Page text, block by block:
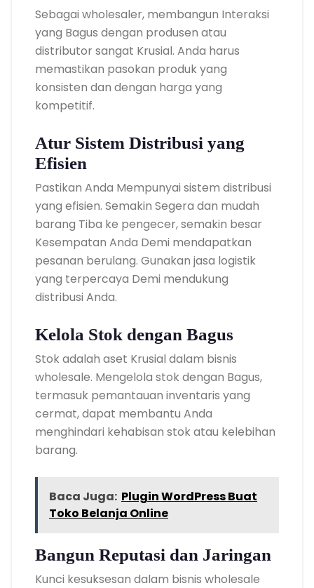
Sebagai wholesaler, membangun Interaksi
yang Bagus dengan produsen atau
distributor sangat Krusial. Anda harus
memastikan pasokan produk yang
konsisten dan dengan harga yang
kompetitif.
Atur Sistem Distribusi yang
Efisien
Pastikan Anda Mempunyai sistem distribusi
yang efisien. Semakin Segera dan mudah
barang Tiba ke pengecer, semakin besar
Kesempatan Anda Demi mendapatkan
pesanan berulang. Gunakan jasa logistik
yang terpercaya Demi mendukung
distribusi Anda.
Kelola Stok dengan Bagus
Stok adalah aset Krusial dalam bisnis
wholesale. Mengelola stok dengan Bagus,
termasuk pemantauan inventaris yang
cermat, dapat membantu Anda
menghindari kehabisan stok atau kelebihan
barang.
Baca Juga: Plugin WordPress Buat
Toko Belanja Online
Bangun Reputasi dan Jaringan
Kunci kesuksesan dalam bisnis wholesale